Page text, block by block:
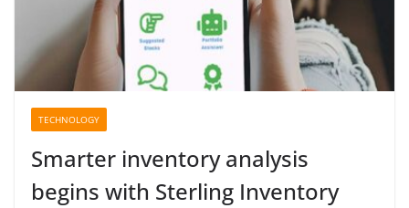
TECHNOLOGY
Smarter inventory analysis
begins with Sterling Inventory